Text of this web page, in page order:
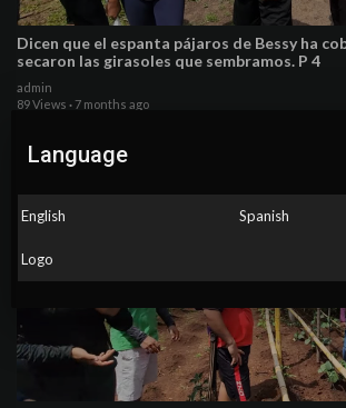
Dicen que el espanta pájaros de Bessy ha
secaron las girasoles que sembramos. P 4
admin
89 Views ·7 months ago
Language
English Spanish
Logo